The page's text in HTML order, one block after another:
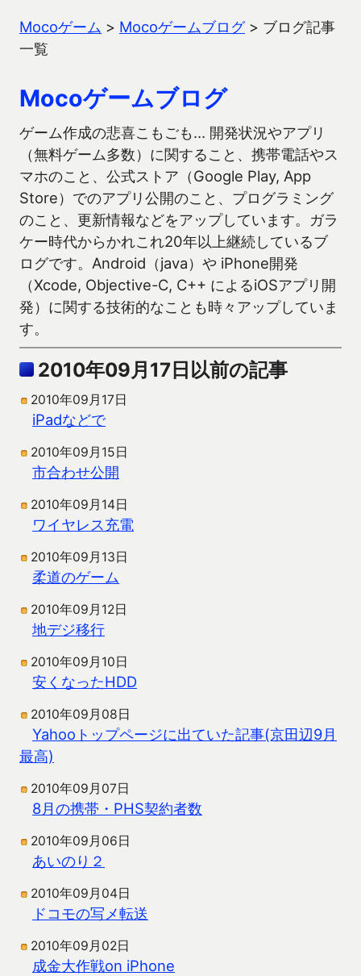
Mocoゲーム > Mocoゲームブログ> ブログ記事
一覧
Mocoゲームブログ
ゲーム作成の悲喜こもごも… 開発状況やアプリ
（無料ゲーム多数）に関すること、携帯電話やス
マホのこと、公式ストア（Google Play, App
Store）でのアプリ公開のこと、プログラミング
のこと、更新情報などをアップしています。ガラ
ケー時代からかれこれ20年以上継続しているブ
ログです。Android（java）や iPhone開発
（Xcode, Objective-C, C++ によるiOSアプリ開
発）に関する技術的なことも時々アップしていま
す。
2010年09月17日以前の記事
2010年09月17日
iPadなどで
2010年09月15日
市合わせ公開
2010年09月14日
ワイヤレス充電
2010年09月13日
柔道のゲーム
2010年09月12日
地デジ移行
2010年09月10日
安くなったHDD
2010年09月08日
Yahooトップページに出ていた記事(京田辺9月
最高)
2010年09月07日
8月の携帯・PHS契約者数
2010年09月06日
あいのり２
2010年09月04日
ドコモの写メ転送
2010年09月02日
成金大作戦on iPhone